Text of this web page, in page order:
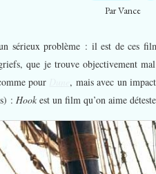
Par Vance
sérieux problème : il est de ces
que je trouve objectivement
pour
, mais avec un
: Hook est un film qu’on aime